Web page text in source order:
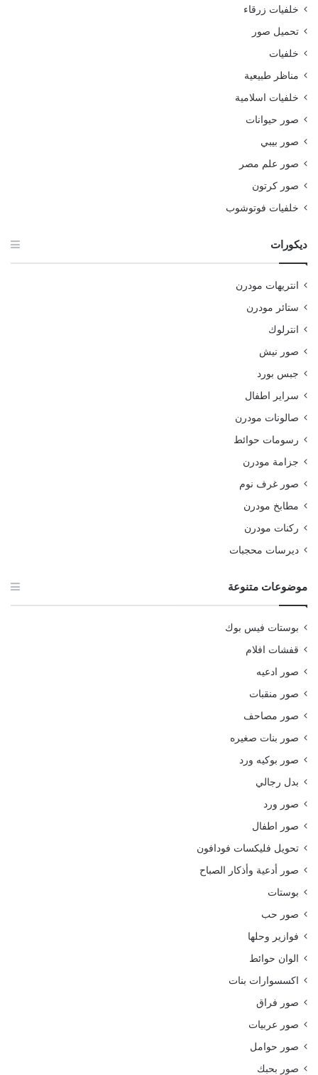
خلفيات زرقاء
تحميل صور
خلفيات
مناظر طبيعية
خلفيات اسلامية
صور حيوانات
صور بيبي
صور علم مصر
صور كرتون
خلفيات فوتوشوب
ديكورات
انتريهات مودرن
ستائر مودرن
انترلوك
صور نيش
جبس بورد
سراير اطفال
صالونات مودرن
رسومات حوائط
جزامة مودرن
صور غرف نوم
مطابخ مودرن
ركنات مودرن
ديرسات محجبات
موضوعات متنوعة
بوستات فيس بوك
قفشات افلام
صور ادعيه
صور منقبات
صور مصاحف
صور بنات صغيره
صور بوكيه ورد
بدل رجالي
صور ورد
صور اطفال
تحويل فليكسات فودافون
صور أدعية وأذكار الصباح
بوستات
صور حب
فوازير وحلها
الوان حوائط
اكسسوارات بنات
صور فراق
صور عربيات
صور حوامل
صور بحبك